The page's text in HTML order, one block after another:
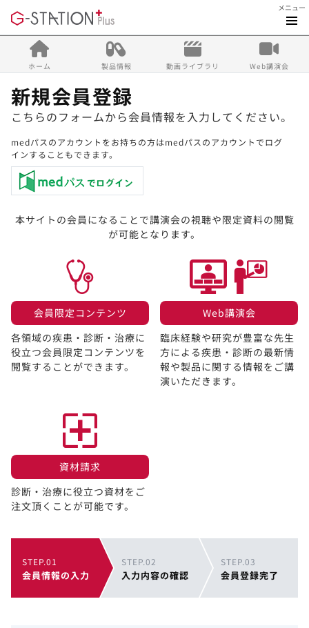
メニュー
ホーム 製品情報 動画ライブラリ Web講演会
新規会員登録
こちらのフォームから会員情報を入力してください。
medパスのアカウントをお持ちの方はmedパスのアカウントでログ
インすることもできます。
本サイトの会員になることで講演会の視聴や限定資料の閲覧
が可能となります。
会員限定コンテンツ​
各領域の疾患・診断・治療に
役立つ会員限定コンテンツを
閲覧することができます。​
Web講演会​
臨床経験や研究が豊富な先生
方による疾患・診断の最新情
報や製品に関する情報をご講
演いただきます。
資材請求​
診断・治療に役立つ資材をご
注文頂くことが可能です。
STEP.01
会員情報の入力
STEP.02
入力内容の確認
STEP.03
会員登録完了